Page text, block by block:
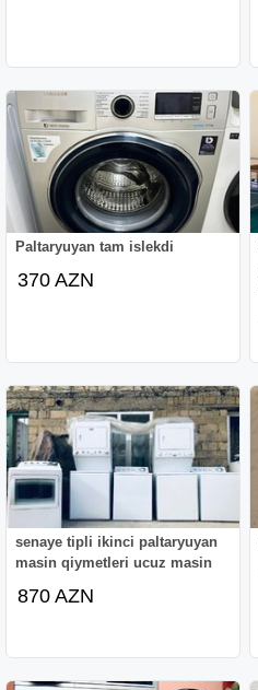
Paltaryuyan tam islekdi
370 AZN
senaye tipli ikinci paltaryuyan
masin qiymetleri ucuz masin
870 AZN